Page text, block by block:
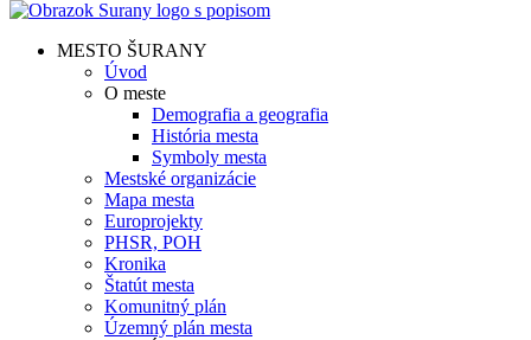
MESTO ŠURANY
Úvod
O meste
Demografia a geografia
História mesta
Symboly mesta
Mestské organizácie
Mapa mesta
Europrojekty
PHSR, POH
Kronika
Štatút mesta
Komunitný plán
Územný plán mesta